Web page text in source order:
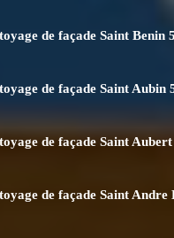
de façade Saint Benin
de façade Saint Aubin
de façade Saint Aubert
de façade Saint Andre